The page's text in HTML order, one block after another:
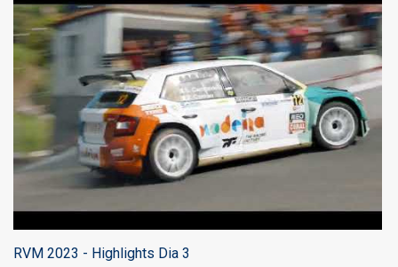
RVM 2023 - Highlights Dia 3